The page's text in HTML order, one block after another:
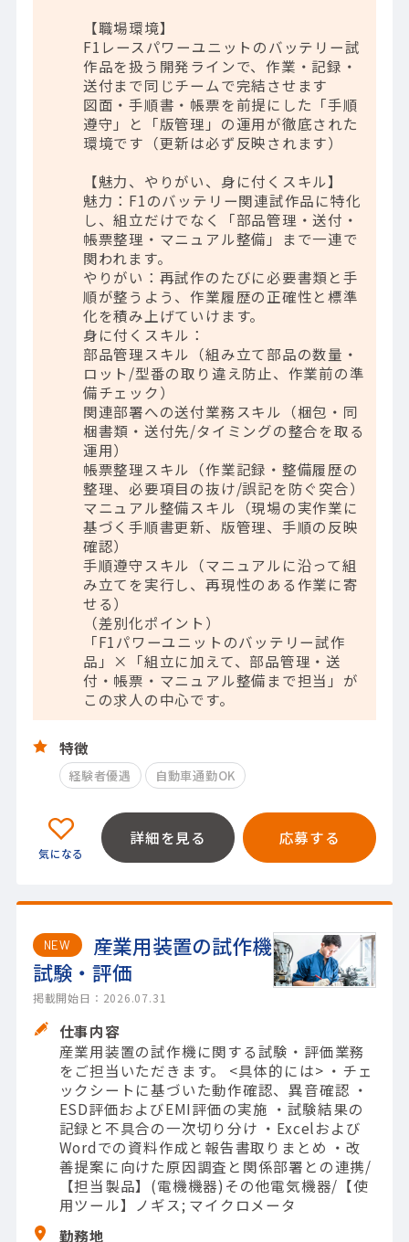
【職場環境】
F1レースパワーユニットのバッテリー試
作品を扱う開発ラインで、作業・記録・
送付まで同じチームで完結させます
図面・手順書・帳票を前提にした「手順
遵守」と「版管理」の運用が徹底された
環境です（更新は必ず反映されます）
【魅力、やりがい、身に付くスキル】
魅力：F1のバッテリー関連試作品に特化
し、組立だけでなく「部品管理・送付・
帳票整理・マニュアル整備」まで一連で
関われます。
やりがい：再試作のたびに必要書類と手
順が整うよう、作業履歴の正確性と標準
化を積み上げていけます。
身に付くスキル：
部品管理スキル（組み立て部品の数量・
ロット/型番の取り違え防止、作業前の準
備チェック）
関連部署への送付業務スキル（梱包・同
梱書類・送付先/タイミングの整合を取る
運用）
帳票整理スキル（作業記録・整備履歴の
整理、必要項目の抜け/誤記を防ぐ突合）
マニュアル整備スキル（現場の実作業に
基づく手順書更新、版管理、手順の反映
確認）
手順遵守スキル（マニュアルに沿って組
み立てを実行し、再現性のある作業に寄
せる）
（差別化ポイント）
「F1パワーユニットのバッテリー試作
品」×「組立に加えて、部品管理・送
付・帳票・マニュアル整備まで担当」が
この求人の中心です。
特徴
経験者優遇 自動車通勤OK
詳細を見る 応募する
NEW
産業用装置の試作機
試験・評価
掲載開始日：2026.07.31
仕事内容
産業用装置の試作機に関する試験・評価業務
をご担当いただきます。 <具体的には> ・チェ
ックシートに基づいた動作確認、異音確認 ・
ESD評価およびEMI評価の実施 ・試験結果の
記録と不具合の一次切り分け ・Excelおよび
Wordでの資料作成と報告書取りまとめ ・改
善提案に向けた原因調査と関係部署との連携/
【担当製品】(電機機器)その他電気機器/【使
用ツール】ノギス; マイクロメータ
勤務地